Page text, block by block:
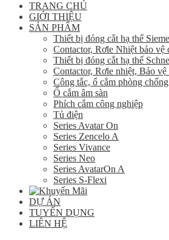
TRANG CHỦ
GIỚI THIỆU
SẢN PHẨM
Thiết bị đóng cắt hạ thế
Contactor, Rơle Nhiệt bảo vệ
Thiết bị đóng cắt hạ thế
Contactor, Rơle nhiệt, Bảo
Công tắc, ổ cắm phòng
Ổ cắm âm sàn
Phích cắm công nghiệp
Tủ điện
Series Avatar On
Series Zencelo A
Series Vivance
Series Neo
Series AvatarOn A
Series S-Flexi
DỰ ÁN
TUYỂN DỤNG
LIÊN HỆ